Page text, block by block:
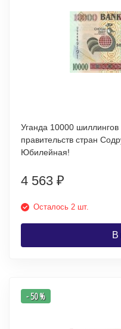
Уганда 10000 шиллингов
правительств стран
Юбилейная!
4 563 ₽
Осталось 2 шт.
В
- 50 %